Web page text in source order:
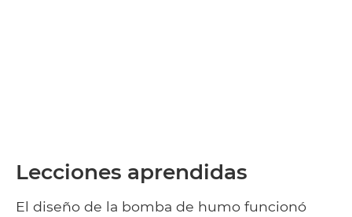
Lecciones aprendidas
El diseño de la bomba de humo funcionó